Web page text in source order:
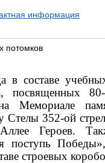
информация
потомков
в составе
посвященных
на Мемориале
Стелы 352-ой
Героев.
поступь
строевых